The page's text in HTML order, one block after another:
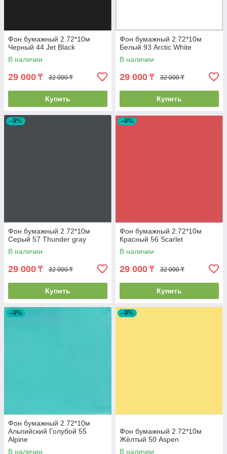
Фон бумажный 2.72*10м
Черный 44 Jet Black
В наличии
29 000 ₸ 32 000 ₸
Купить
Фон бумажный 2.72*10м
Белый 93 Arctic White
В наличии
29 000 ₸ 32 000 ₸
Купить
–9%
Фон бумажный 2.72*10м
Серый 57 Thunder gray
В наличии
29 000 ₸ 32 000 ₸
Купить
–9%
Фон бумажный 2.72*10м
Красный 56 Scarlet
В наличии
29 000 ₸ 32 000 ₸
Купить
–9%
Фон бумажный 2.72*10м
Альпийский Голубой 55
Alpine
В наличии
–9%
Фон бумажный 2.72*10м
Жёлтый 50 Aspen
В наличии